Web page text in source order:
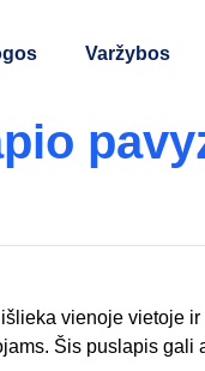
Varžybos
vienoje vietoje
Šis puslapis gali